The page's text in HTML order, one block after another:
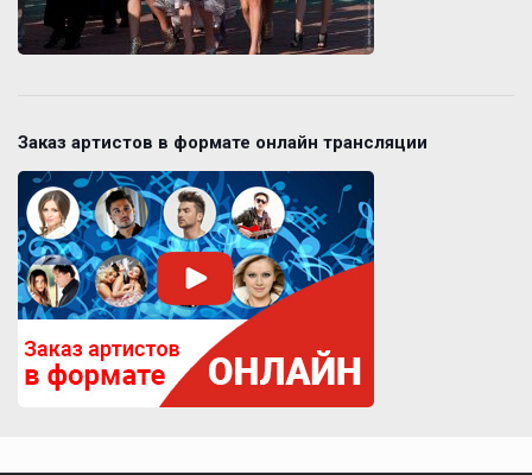
Заказ артистов в формате онлайн трансляции